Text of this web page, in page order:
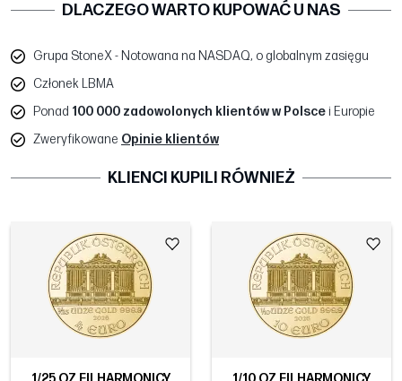
DLACZEGO WARTO KUPOWAĆ U NAS
Grupa StoneX - Notowana na NASDAQ, o globalnym zasięgu
Członek LBMA
Ponad 100 000 zadowolonych klientów w Polscei Europie
Zweryfikowane Opinie klientów
KLIENCI KUPILI RÓWNIEŻ